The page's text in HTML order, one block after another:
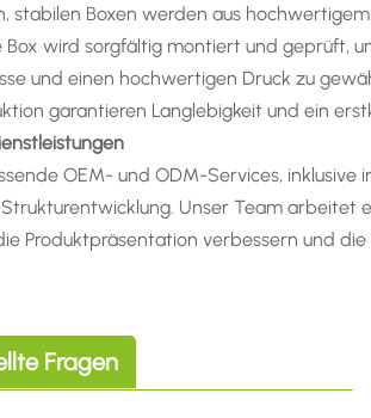
stabilen Boxen werden aus
Box wird sorgfältig montiert und geprüft,
und einen hochwertigen Druck zu
garantieren Langlebigkeit und ein
OEM- und ODM-Services, inklusive
Unser Team arbeitet
Produktpräsentation verbessern und
Fragen